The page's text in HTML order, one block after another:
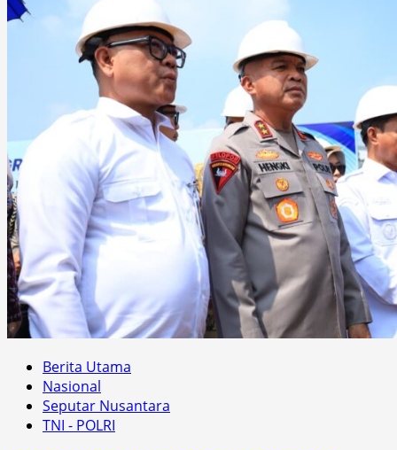
Berita Utama
Nasional
Seputar Nusantara
TNI - POLRI